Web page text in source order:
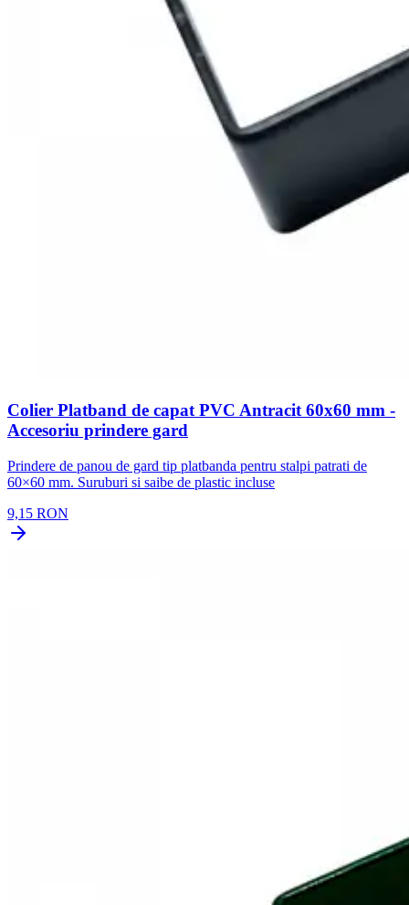
Colier Platband de capat PVC Antracit 60x60 mm -
Accesoriu prindere gard
Prindere de panou de gard tip platbanda pentru stalpi patrati de
60×60 mm. Suruburi si saibe de plastic incluse
9,15 RON